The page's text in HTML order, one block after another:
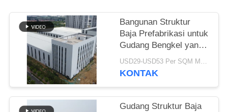
BLOG
SITEMAP
PRIVACY
POLICY
Bangunan Struktur
Baja Prefabrikasi untuk
Gudang Bengkel yang
Dapat Disesuaikan
USD29-USD53 Per SQM MOQ:500 meter persegi
KONTAK
Gudang Struktur Baja